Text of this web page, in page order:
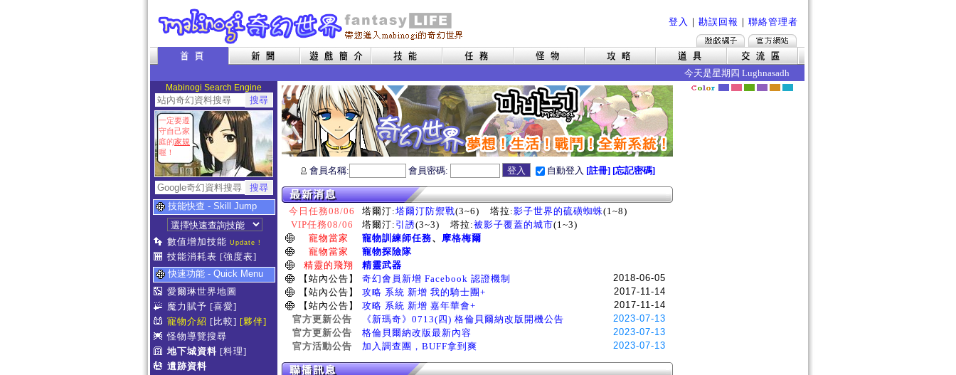
登入 ｜ 勘誤回報 ｜ 聯絡管理者
今天是星期四 Lughnasadh 今日的效果如下 ‧魔力賦予成功率增
Mabinogi Search Engine
一定要遵
守自己家
庭的家規
喔！
技能快查 - Skill Jump
數值增加技能 Update !
技能消耗表 [強度表]
快速功能 - Quick Menu
愛爾琳世界地圖
魔力賦予 [喜愛]
寵物介紹 [比較] [夥伴]
怪物導覽搜尋
地下城資料 [料理]
遺跡資料
會員名稱: 會員密碼: 自動登入 [註冊] [忘記密碼]
今日任務08/06 塔爾汀:塔爾汀防禦戰(3~6) 塔拉:影子世界的硫磺蜘蛛(1~8)
VIP任務08/06
塔爾汀: 引誘(3~3) 塔拉:被影子覆蓋的城市(1~3)
寵物當家
寵物訓練師任務、 摩格梅爾
寵物當家
寵物探險隊
精靈的飛翔
精靈武器
【站內公告】
奇幻會員新增 Facebook 認證機制
2018-06-05
【站內公告】
攻略 系統 新增 我的騎士團+
2017-11-14
【站內公告】
攻略 系統 新增 嘉年華會+
2017-11-14
官方更新公告
《新瑪奇》0713(四) 格倫貝爾納改版開機公告
2023-07-13
官方更新公告
格倫貝爾納改版最新內容
2023-07-13
官方活動公告
加入調查團，BUFF拿到爽 2023-07-13